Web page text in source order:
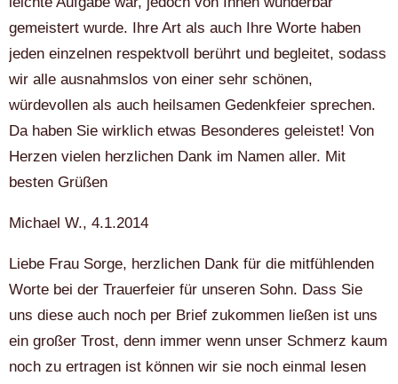
gemeistert wurde. Ihre Art als auch Ihre Worte haben
jeden einzelnen respektvoll berührt und begleitet, sodass
wir alle ausnahmslos von einer sehr schönen,
würdevollen als auch heilsamen Gedenkfeier sprechen.
Da haben Sie wirklich etwas Besonderes geleistet! Von
Herzen vielen herzlichen Dank im Namen aller. Mit
besten Grüßen
Michael W., 4.1.2014
Liebe Frau Sorge, herzlichen Dank für die mitfühlenden
Worte bei der Trauerfeier für unseren Sohn. Dass Sie
uns diese auch noch per Brief zukommen ließen ist uns
ein großer Trost, denn immer wenn unser Schmerz kaum
noch zu ertragen ist können wir sie noch einmal lesen